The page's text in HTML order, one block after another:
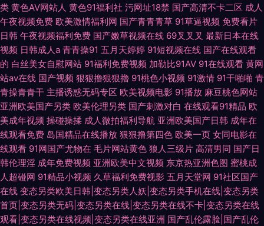
类 黄色AV网站人 黄色91福利社 污网址18禁 国产高清不卡二区 成人
午夜视频免费 欧美激情福利网 国产青青青草 91草逼视频 免费看片
日韩 午夜视频福利免费 国产嫩草视频在线 69叉叉叉 最新日本在线
视频 日韩成人a 青青操91 五月天婷婷 91短视频在线 国产在线观看
的 白丝美女自慰网站 91福利免费视频 加勒比91AV 91在线观看 黄网
站av在线 国产视频 狠狠擼狠狠擼 91桃色小视频 91激情 91干啪啪 青
青操青青干 主播诱惑无码专区 欧美视频电影 91播放 麻豆桃色网站
亚洲欧美国产另类 欧美伦理另类 国产刺激对白 在线观看91精品 欧
美成年视频 操碰操揉 成人微拍福利导航 亚洲欧美国产日韩 成年在
线观看免费 岛国精品在线播放 狠狠撸第四色 欧美一页 女同电影在
线观看 91网国产尤物在 毛片网站黄色 狼人三级片 高清男同 国产日
韩伦理淫 成年免费视频 亚洲欧美中文视频 东京热亚洲色图 蜜桃成
人超碰网 91精品小视频 久草福利免费视影 五月天堂网 91社区国产
在线 变态另类欧美日韩|变态另类人妖|变态另类手机在线|变态另类
首页|变态另类无码|变态另类在线|变态另类在线不卡|变态另类在线
观看|变态另类在线视频|变态另类在线亚洲 国产乱伦露脸|国产乱伦